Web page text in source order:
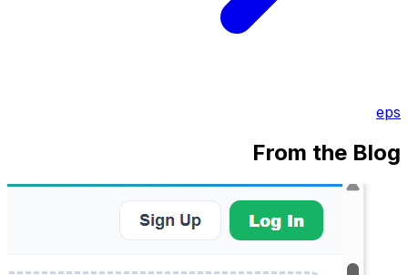
eps
From the Blog